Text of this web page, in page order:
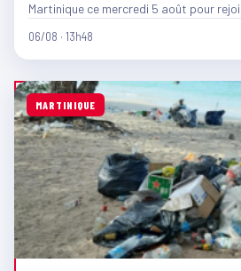
Martinique ce mercredi 5 août pour
06/08 · 13h48
MARTINIQUE